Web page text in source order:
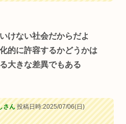
けない社会だからだよ
的に許容するかどうかは
大きな差異でもある
さん投稿日時:2025/07/06(日)